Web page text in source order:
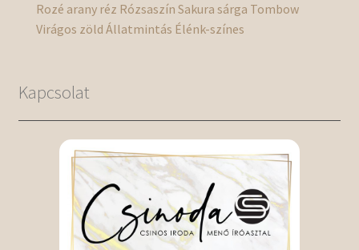
Rozé arany réz Rózsaszín Sakura sárga Tombow
Virágos zöld Állatmintás Élénk-színes
Kapcsolat